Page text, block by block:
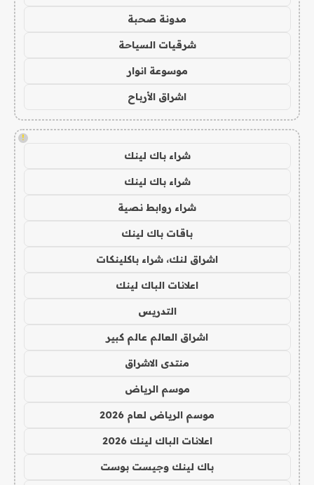
مدونة صحبة
شرقيات السياحة
موسوعة انوار
اشراق الأرباح
!
شراء باك لينك
شراء باك لينك
شراء روابط نصية
باقات باك لينك
اشراق لنك، شراء باكلينكات
اعلانات الباك لينك
التدريس
اشراق العالم عالم كبير
منتدى الاشراق
موسم الرياض
موسم الرياض لعام 2026
اعلانات الباك لينك 2026
باك لينك وجيست بوست